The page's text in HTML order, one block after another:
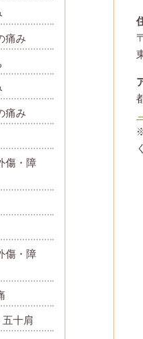
痛み
痛み
傷・障
傷・障
五十肩